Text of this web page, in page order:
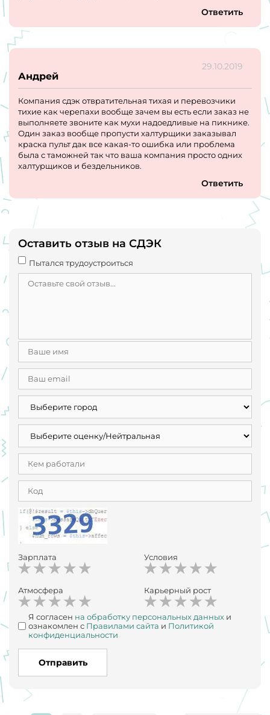
Ответить
29.10.2019
Андрей
Компания сдэк отвратительная тихая и перевозчики
тихие как черепахи вообще зачем вы есть если заказ не
выполняете звоните как мухи надоедливые на пикнике.
Один заказ вообще пропусти халтурщики заказывал
краска пульт дак все какая-то ошибка или проблема
была с таможней так что ваша компания просто одних
халтурщиков и бездельников.
Ответить
Оставить отзыв на СДЭК
Пытался трудоустроиться
Зарплата Условия
Атмосфера Карьерный рост
Я согласен на обработку персональных данных и
ознакомлен с Правилами сайта и Политикой
конфиденциальности
Отправить